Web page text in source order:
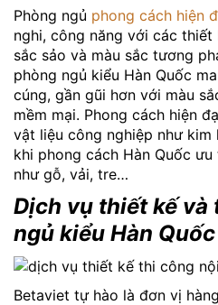
Phòng ngủ phong cách hiện
nghi, công năng với các
sắc sảo và màu sắc tương
phòng ngủ kiểu Hàn Quốc
cúng, gần gũi hơn với màu
mềm mại. Phong cách hiện
vật liệu công nghiệp như
khi phong cách Hàn Quốc
như gỗ, vải, tre…
Dịch vụ thiết kế và
ngủ kiểu Hàn
Betaviet tự hào là đơn vị